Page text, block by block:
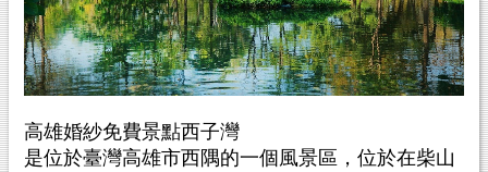
高雄婚紗免費景點西子灣
是位於臺灣高雄市西隅的一個風景區，位於在柴山